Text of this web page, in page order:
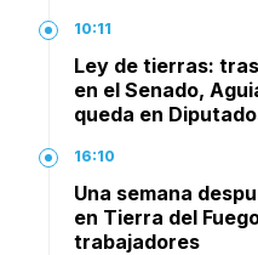
10:11
Ley de tierras:
en el Senado,
queda en
16:10
Una semana
en Tierra del
trabajadores